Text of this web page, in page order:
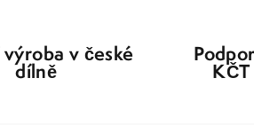
v české
dílně